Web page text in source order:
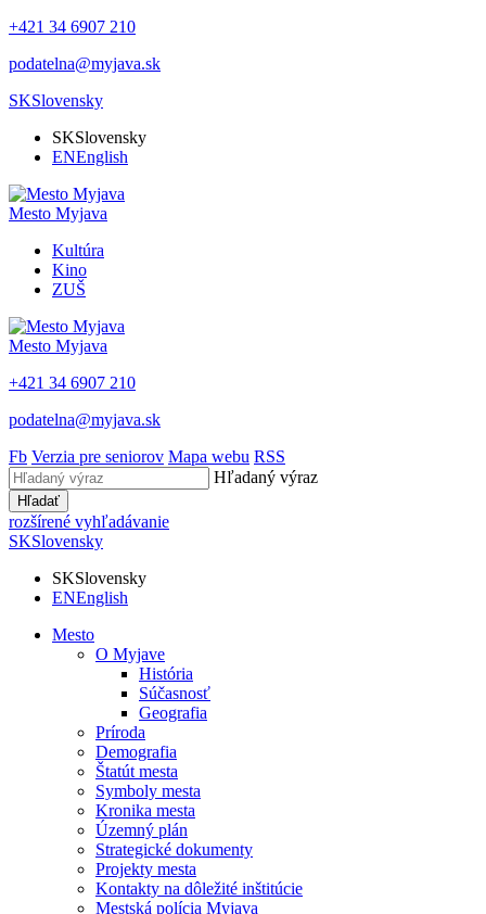
+421 34 6907 210
podatelna@myjava.sk
SKSlovensky
SKSlovensky
ENEnglish
Mesto Myjava
Kultúra
Kino
ZUŠ
Mesto Myjava
+421 34 6907 210
podatelna@myjava.sk
Fb Verzia pre seniorov Mapa webu RSS
Hľadaný výraz
Hľadať
rozšírené vyhľadávanie
SKSlovensky
SKSlovensky
ENEnglish
Mesto
O Myjave
História
Súčasnosť
Geografia
Príroda
Demografia
Štatút mesta
Symboly mesta
Kronika mesta
Územný plán
Strategické dokumenty
Projekty mesta
Kontakty na dôležité inštitúcie
Mestská polícia Myjava